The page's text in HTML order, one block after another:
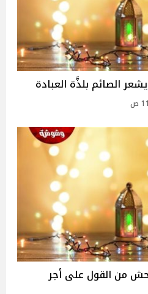
الصائم بلذَّة العبادة
من القول على أجر